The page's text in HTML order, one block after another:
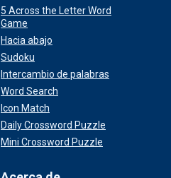
5 Across the Letter Word
Game
Hacia abajo
Sudoku
Intercambio de palabras
Word Search
Icon Match
Daily Crossword Puzzle
Mini Crossword Puzzle